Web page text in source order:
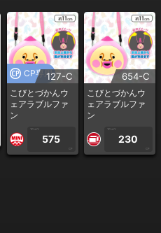
CP専用127-C
こびとづかんウ
ェアラブルファ
ン
1PLAY
575
CP
654-C
こびとづかんウ
ェアラブルファ
ン
1PLAY
230
CP